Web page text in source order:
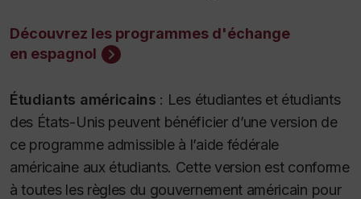
Découvrez les programmes d'échange
en espagnol
Étudiants américains : Les étudiantes et étudiants
des États-Unis peuvent bénéficier d’une version de
ce programme admissible à l’aide fédérale
américaine aux étudiants. Cette version est conforme
à toutes les règles du gouvernement américain pour